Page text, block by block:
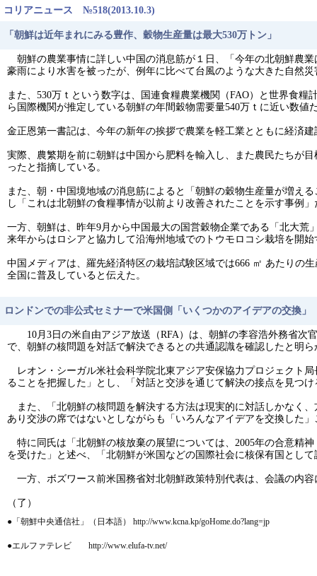
コリアニュース №518(2013.10.3)
「朝鮮は近年まれにみる豊作、穀物生産量は最大530万トン」
朝鮮の農業事情に詳しい中国の消息筋が１日、「今年の北朝鮮農
豪雨により水害を被ったが、例年に比べて台風のような大きた自然
また、530万ｔという数字は、国連食糧農業機関（FAO）と世界食
ら国際機関が推定している朝鮮の年間穀物需要量540万ｔに近い数値
金正恩第一書記は、今年の新年の挨拶で農業を軽工業とともに経済
実際、農繁期を前に朝鮮は中国から肥料を輸入し、また農民たちが
ったと指摘している。
また、朝・中国境地域の消息筋によると「朝鮮の穀物生産量が増え
し「これは北朝鮮の食糧事情が以前より改善されたことを示す事例
一方、朝鮮は、昨年9月から中国最大の国営穀物企業である「北大
来年からはロシアと協力して沿海州地域でのトウモロコシ栽培を開
中国メディアは、羅先経済特区の栽培試験区域では666 ㎡ あたりの
全国に普及していると伝えた。
ロンドンでの非公式セミナーで米国側「いくつかのアイデアの交換」
10月3日の米自由アジア放送（RFA）は、朝鮮の李容浩外務省次
で、朝鮮の核問題を対話で解決できるとの共通認識を確認したと明ら
レオン・シーガル米社会科学院北東アジア安保協力プロジェクト
ることを把握した」とし、「対話と交渉を通じて解決の接点を見つ
また、「北朝鮮の核問題を解決する方法は現実的に対話しかなく
あり交渉の席ではないとしながらも「いろんなアイデアを交換した
特に同氏は「北朝鮮の核放棄の展望については、2005年の合意精
を受けた」と述べ、「北朝鮮が米国などの国際社会に核保有国とし
一方、ボズワース前米国務省対北朝鮮政策特別代表は、会議の内
（了）
●「朝鮮中央通信社」（日本語） http://www.kcna.kp/goHome.do?lang=jp
●エルファテレビ http://www.elufa-tv.net/